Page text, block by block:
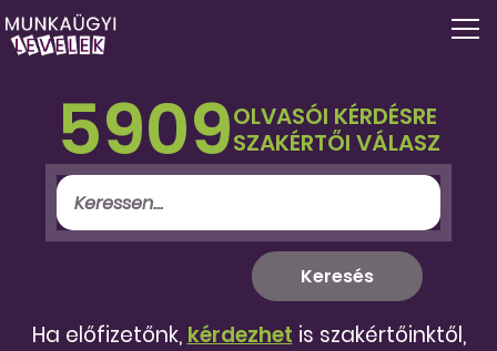
5909OLVASÓI KÉRDÉSRE
SZAKÉRTŐI VÁLASZ
Ha előfizetőnk, kérdezhet is szakértőinktől,